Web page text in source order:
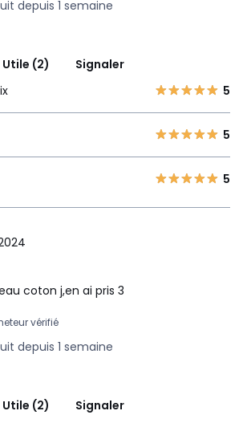
depuis 1 semaine
Utile (2)
Signaler
5
5
5
coton j,en ai pris 3
vérifié
depuis 1 semaine
Utile (2)
Signaler